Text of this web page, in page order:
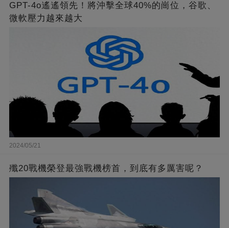
GPT-4o遙遙領先！將沖擊全球40%的崗位，谷歌、
微軟壓力越來越大
2024/05/21
殲20戰機榮登最強戰機榜首，到底有多厲害呢？